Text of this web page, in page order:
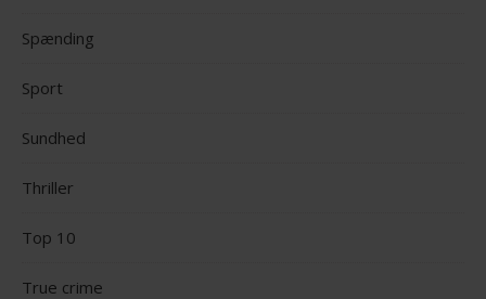
Spænding
Sport
Sundhed
Thriller
Top 10
True crime